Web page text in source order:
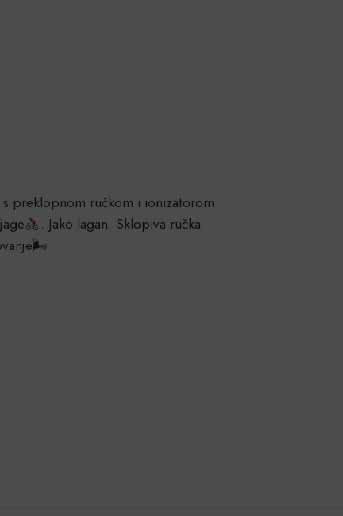
s preklopnom ručkom i ionizatorom
. Jako lagan. Sklopiva ručka